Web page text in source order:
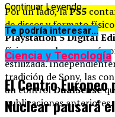
Por un lado, laPS5
de discos y formato
Playstation 5 Digital
físicos, por lo que será
estilizada.
tradición de Sony, las
un controlDualSense
publicaciones anteriores.
Continuar Leyendo
Te podría interesar...
Ciencia y Tecnología
El Centro
Nuclear pausará